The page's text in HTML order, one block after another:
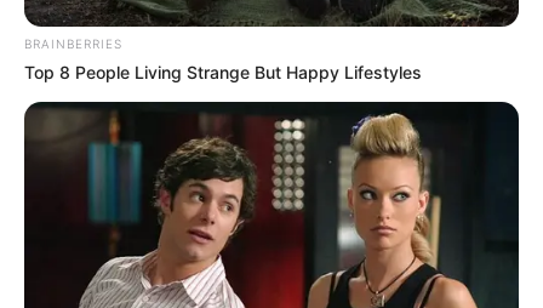
BRAINBERRIES
Top 8 People Living Strange But Happy Lifestyles